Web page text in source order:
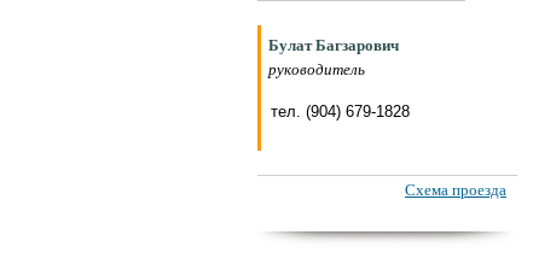
Булат Багзарович
руководитель
тел. (904) 679-1828
Схема проезда